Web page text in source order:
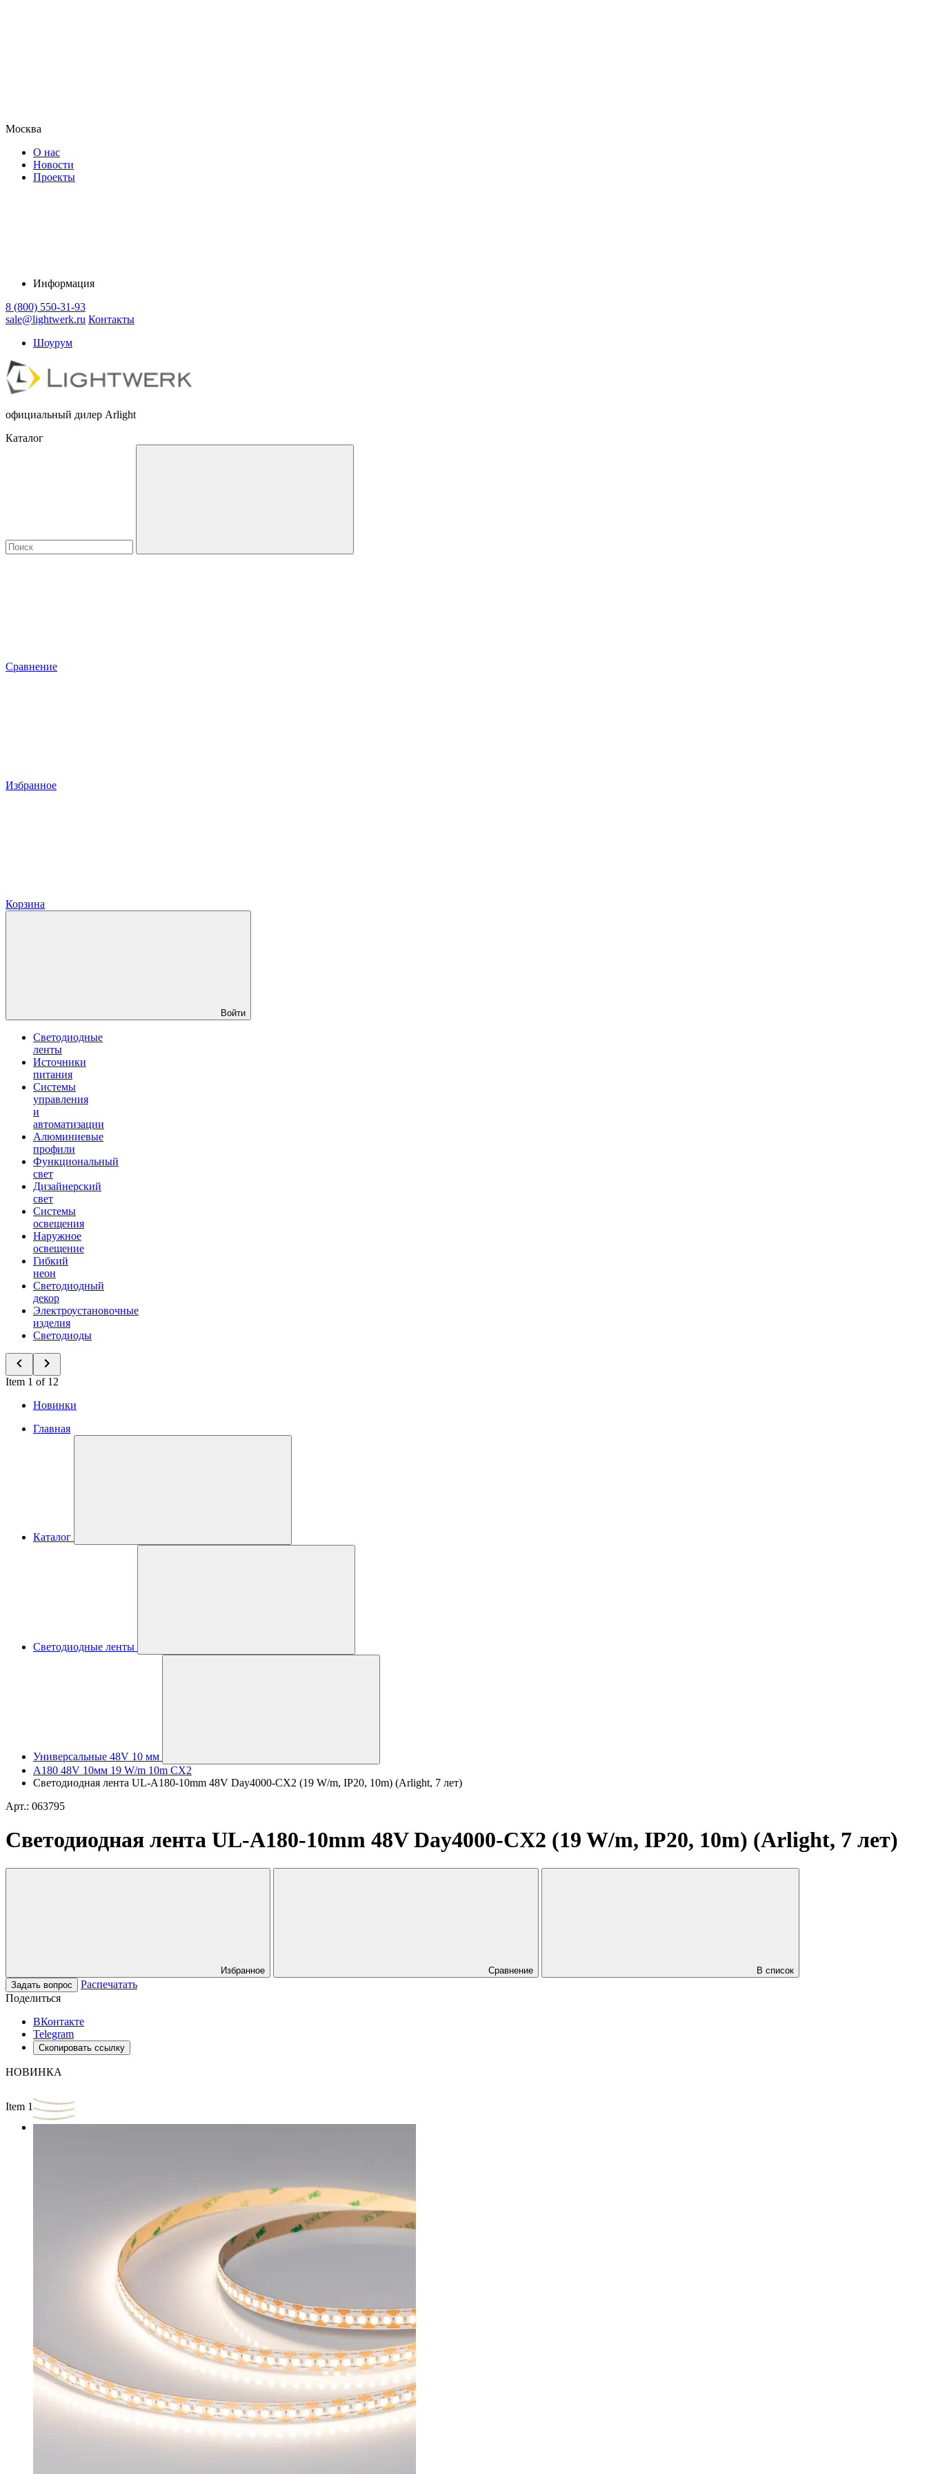
Москва
О нас
Новости
Проекты
Информация
8 (800) 550-31-93
sale@lightwerk.ru Контакты
Шоурум
официальный дилер Arlight
Каталог
Сравнение
Избранное
Корзина
Войти
Светодиодные
ленты
Источники
питания
Системы
управления
и
автоматизации
Алюминиевые
профили
Функциональный
свет
Дизайнерский
свет
Системы
освещения
Наружное
освещение
Гибкий
неон
Светодиодный
декор
Электроустановочные
изделия
Светодиоды
Item 1 of 12
Новинки
Главная
Каталог
Светодиодные ленты
Универсальные 48V 10 мм
A180 48V 10мм 19 W/m 10m CX2
Светодиодная лента UL-A180-10mm 48V Day4000-CX2 (19 W/m, IP20, 10m) (Arlight, 7 лет)
Арт.: 063795
Светодиодная лента UL-A180-10mm 48V Day4000-CX2 (19 W/m, IP20, 10m) (Arlight, 7 лет)
Избранное Сравнение
В список
Задать вопрос
Распечатать
Поделиться
ВКонтакте
Telegram
Скопировать ссылку
НОВИНКА
Item 1 of 2